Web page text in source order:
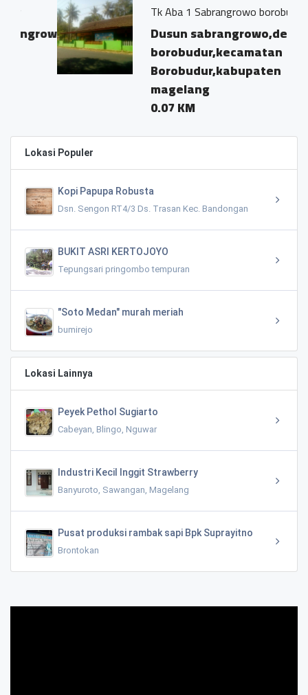
Tk Aba 1 Sabrangrowo borobudur
Dusun sabrangrowo,desa
borobudur,kecamatan
Borobudur,kabupaten
magelang
0.07 KM
Lokasi Populer
Kopi Papupa Robusta
Dsn. Sengon RT4/3 Ds. Trasan Kec. Bandongan
BUKIT ASRI KERTOJOYO
Tepungsari pringombo tempuran
"Soto Medan" murah meriah
bumirejo
Lokasi Lainnya
Peyek Pethol Sugiarto
Cabeyan, Blingo, Nguwar
Industri Kecil Inggit Strawberry
Banyuroto, Sawangan, Magelang
Pusat produksi rambak sapi Bpk Suprayitno
Brontokan